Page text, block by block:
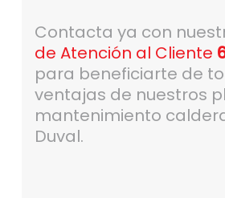
Contacta ya con
de Atención al Cliente
para beneficiarte de
ventajas de nuestros
mantenimiento
Duval.